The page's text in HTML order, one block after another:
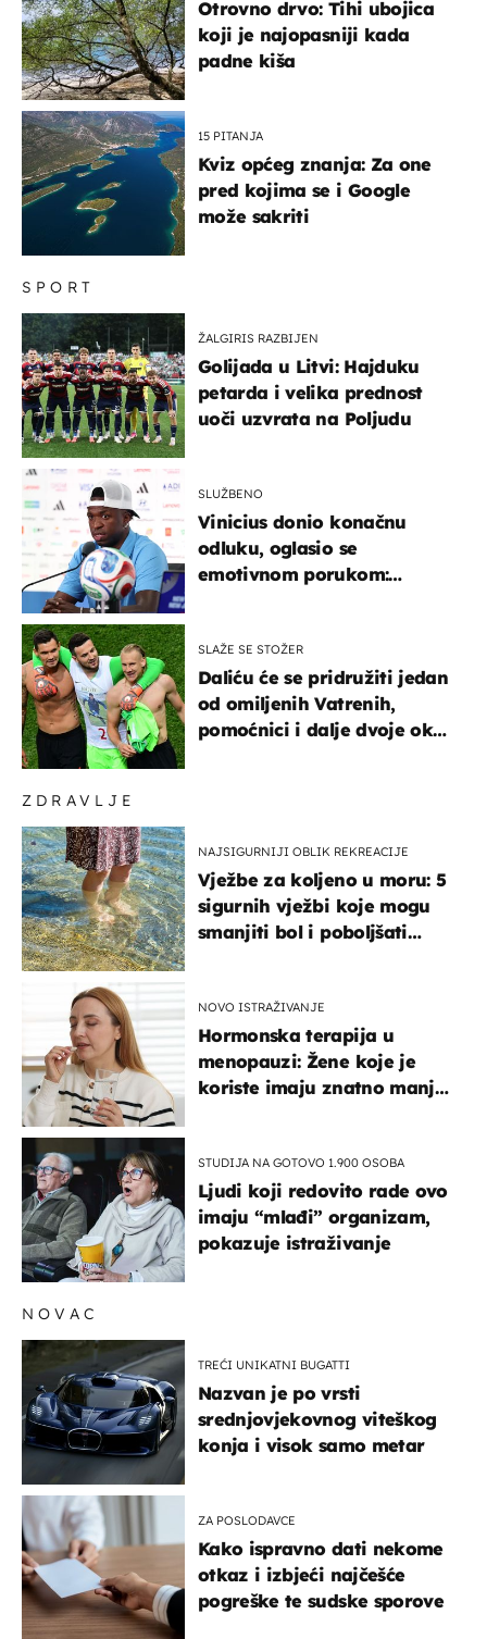
ZDRAVLJE
NAJSIGURNIJI OBLIK REKREACIJE
Vježbe za koljeno u moru: 5
sigurnih vježbi koje mogu
smanjiti bol i poboljšati
NOVO ISTRAŽIVANJE
Hormonska terapija u
menopauzi: Žene koje je
koriste imaju znatno manji
STUDIJA NA GOTOVO 1.900 OSOBA
Ljudi koji redovito rade ovo
imaju “mlađi” organizam,
pokazuje istraživanje
SPORT
ŽALGIRIS RAZBIJEN
Golijada u Litvi: Hajduku
petarda i velika prednost
uoči uzvrata na Poljudu
SLUŽBENO
Vinicius donio konačnu
odluku, oglasio se
emotivnom porukom:
SLAŽE SE STOŽER
Daliću će se pridružiti jedan
od omiljenih Vatrenih,
pomoćnici i dalje dvoje oko
Otrovno drvo: Tihi ubojica
koji je najopasniji kada
padne kiša
15 PITANJA
Kviz općeg znanja: Za one
pred kojima se i Google
može sakriti
NOVAC
TREĆI UNIKATNI BUGATTI
Nazvan je po vrsti
srednjovjekovnog viteškog
konja i visok samo metar
ZA POSLODAVCE
Kako ispravno dati nekome
otkaz i izbjeći najčešće
pogreške te sudske sporove